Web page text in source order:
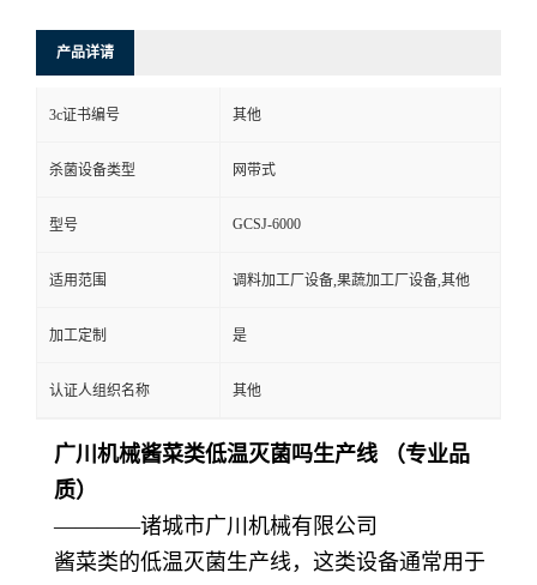
产品详请
3c证书编号 其他
杀菌设备类型 网带式
型号 GCSJ-6000
适用范围 调料加工厂设备,果蔬加工厂设备,其他
加工定制 是
认证人组织名称 其他
广川机械酱菜类低温灭菌吗生产线 （专业品
质）
————诸城市广川机械有限公司
酱菜类的低温灭菌生产线，这类设备通常用于